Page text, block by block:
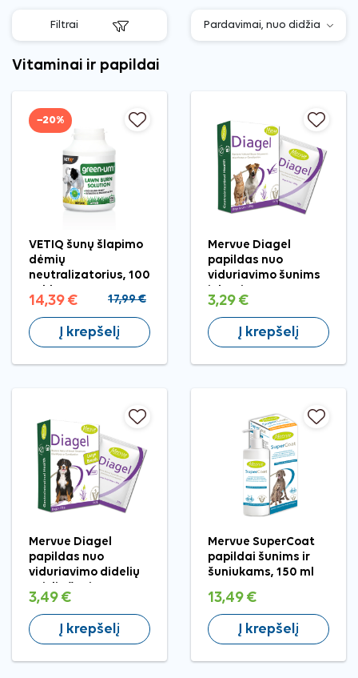
Filtrai
Vitaminai ir papildai
−20%
VETIQ šunų šlapimo
dėmių
neutralizatorius, 100
14,39 € 17,99 €
Į krepšelį
Mervue Diagel
papildas nuo
viduriavimo šunims
3,29 €
Į krepšelį
Mervue Diagel
papildas nuo
viduriavimo didelių
1 vnt.
3,49 €
Į krepšelį
Mervue SuperCoat
papildai šunims ir
šuniukams, 150 ml
13,49 €
Į krepšelį